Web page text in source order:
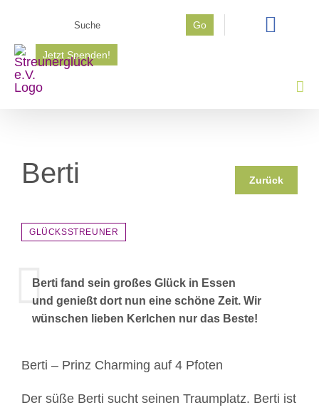
springen
Go
Jetzt Spenden!
Berti Zurück
GLÜCKSSTREUNER
Berti fand sein großes Glück in Essen
und genießt dort nun eine schöne Zeit. Wir
wünschen lieben Kerlchen nur das Beste!
Berti – Prinz Charming auf 4 Pfoten
Der süße Berti sucht seinen Traumplatz. Berti ist